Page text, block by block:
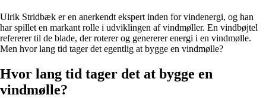
Ulrik Stridbæk er en anerkendt ekspert inden for vindenergi, og han
har spillet en markant rolle i udviklingen af vindmøller. En vindbøjtel
refererer til de blade, der roterer og genererer energi i en vindmølle.
Men hvor lang tid tager det egentlig at bygge en vindmølle?
Hvor lang tid tager det at bygge en
vindmølle?